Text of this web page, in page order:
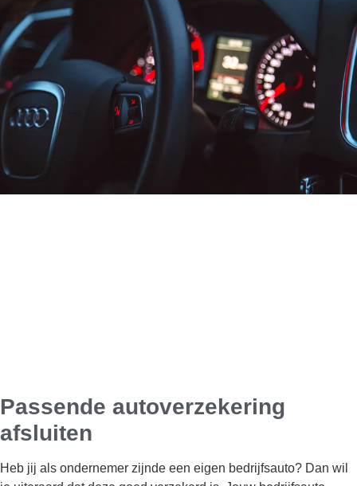
Passende autoverzekering
afsluiten
Heb jij als ondernemer zijnde een eigen bedrijfsauto? Dan wil